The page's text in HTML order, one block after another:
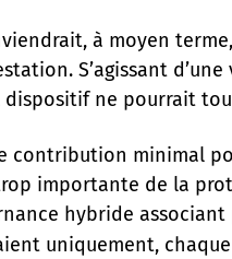
à moyen
S’agissant
dispositif ne pourrait
contribution minimal
importante de la
hybride
uniquement,